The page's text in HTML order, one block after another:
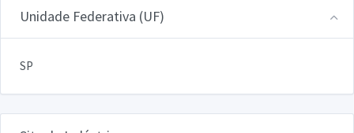
Unidade Federativa (UF)
SP